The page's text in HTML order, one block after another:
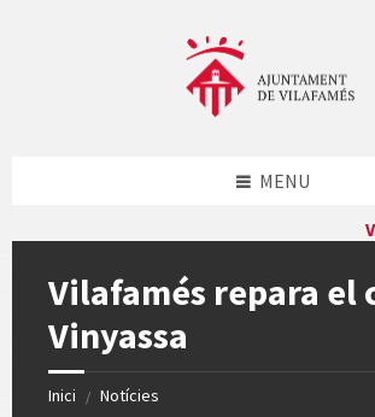
MENU
Vilafamés repara el
Vinyassa
Inici / Notícies